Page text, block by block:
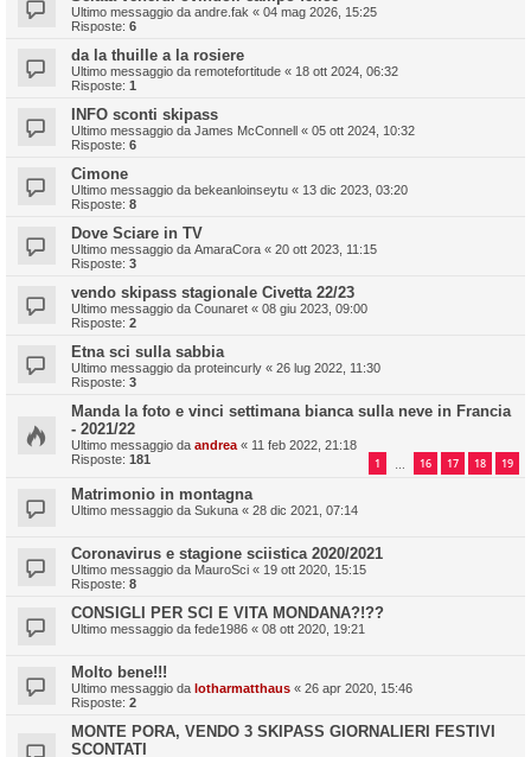
Ultimo messaggio da andre.fak « 04 mag 2026, 15:25
Risposte: 6
da la thuille a la rosiere
Ultimo messaggio da remotefortitude « 18 ott 2024, 06:32
Risposte: 1
INFO sconti skipass
Ultimo messaggio da James McConnell « 05 ott 2024, 10:32
Risposte: 6
Cimone
Ultimo messaggio da bekeanloinseytu « 13 dic 2023, 03:20
Risposte: 8
Dove Sciare in TV
Ultimo messaggio da AmaraCora « 20 ott 2023, 11:15
Risposte: 3
vendo skipass stagionale Civetta 22/23
Ultimo messaggio da Counaret « 08 giu 2023, 09:00
Risposte: 2
Etna sci sulla sabbia
Ultimo messaggio da proteincurly « 26 lug 2022, 11:30
Risposte: 3
Manda la foto e vinci settimana bianca sulla neve in Francia
- 2021/22
Ultimo messaggio da andrea « 11 feb 2022, 21:18
Risposte: 181 1 16 17 18 19
Matrimonio in montagna
Ultimo messaggio da Sukuna « 28 dic 2021, 07:14
Coronavirus e stagione sciistica 2020/2021
Ultimo messaggio da MauroSci « 19 ott 2020, 15:15
Risposte: 8
CONSIGLI PER SCI E VITA MONDANA?!??
Ultimo messaggio da fede1986 « 08 ott 2020, 19:21
Molto bene!!!
Ultimo messaggio da lotharmatthaus « 26 apr 2020, 15:46
Risposte: 2
MONTE PORA, VENDO 3 SKIPASS GIORNALIERI FESTIVI
SCONTATI